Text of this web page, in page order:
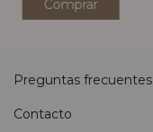
Preguntas frecuentes
Contacto